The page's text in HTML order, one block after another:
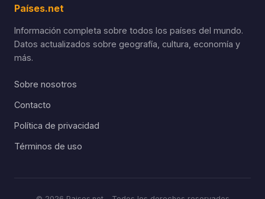
Países.net
Información completa sobre todos los países del mundo.
Datos actualizados sobre geografía, cultura, economía y
más.
Sobre nosotros
Contacto
Política de privacidad
Términos de uso